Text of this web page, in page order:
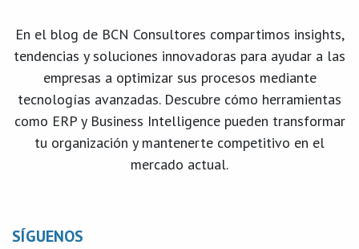
En el blog de BCN Consultores compartimos insights,
tendencias y soluciones innovadoras para ayudar a las
empresas a optimizar sus procesos mediante
tecnologías avanzadas. Descubre cómo herramientas
como ERP y Business Intelligence pueden transformar
tu organización y mantenerte competitivo en el
mercado actual.
SÍGUENOS